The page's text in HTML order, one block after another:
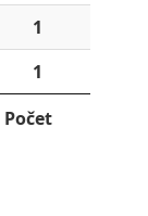
1
1
Počet